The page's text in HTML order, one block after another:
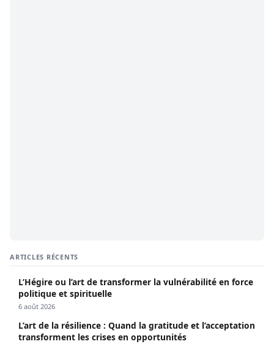
ARTICLES RÉCENTS
L’Hégire ou l’art de transformer la vulnérabilité en force
politique et spirituelle
6 août 2026
L’art de la résilience : Quand la gratitude et l’acceptation
transforment les crises en opportunités